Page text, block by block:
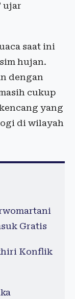
ujar
saat ini
hujan.
dengan
cukup
yang
di wilayah
Gratis
Konflik